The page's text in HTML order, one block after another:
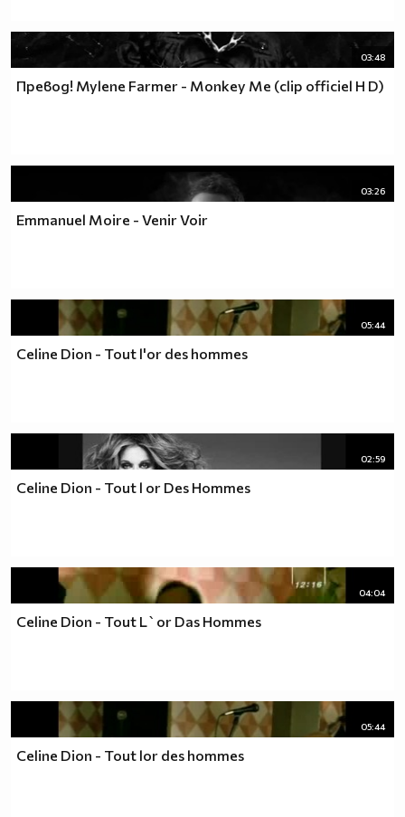
03:48
Превод! Mylene Farmer - Monkey Me (clip officiel H D)
03:26
Emmanuel Moire - Venir Voir
05:44
Celine Dion - Tout l'or des hommes
02:59
Celine Dion - Tout l or Des Hommes
04:04
Celine Dion - Tout L`or Das Hommes
05:44
Celine Dion - Tout lor des hommes